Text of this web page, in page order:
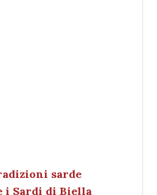
sarde
i Sardi di Biella